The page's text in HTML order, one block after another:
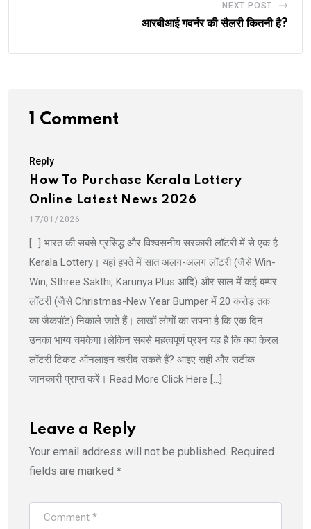
NEXT POST
आरबीआई गवर्नर की सैलरी कितनी है?
1 Comment
Reply
How To Purchase Kerala Lottery
Online Latest News 2026
17/01/2026
[…] भारत की सबसे प्रसिद्ध और विश्वसनीय सरकारी लॉटरी में से एक है
Kerala Lottery। यहां हफ्ते में सात अलग-अलग लॉटरी (जैसे Win-
Win, Sthree Sakthi, Karunya Plus आदि) और साल में कई बम्पर
लॉटरी (जैसे Christmas-New Year Bumper में 20 करोड़ तक
का जैकपॉट) निकाले जाते हैं। लाखों लोगों का सपना है कि एक दिन
उनका भाग्य चमकेगा।लेकिन सबसे महत्वपूर्ण प्रश्न यह है कि क्या केरल
लॉटरी टिकट ऑनलाइन खरीद सकते हैं? आइए सही और सटीक
जानकारी प्राप्त करें। Read More Click Here […]
Leave a Reply
Your email address will not be published. Required
fields are marked *